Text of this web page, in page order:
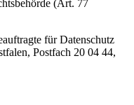
(Art. 77
für Datenschutz
Postfach 20 04 44,